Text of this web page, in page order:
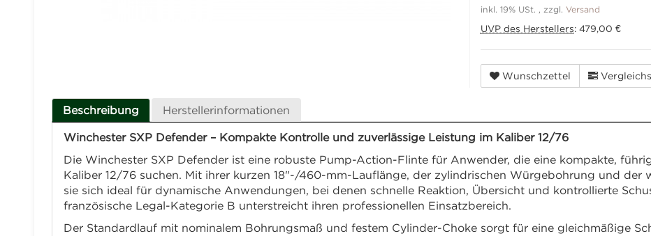
inkl. 19% USt. , zzgl. Versand
UVP des Herstellers: 479,00 €
Wunschzettel
Beschreibung Herstellerinformationen
Winchester SXP Defender – Kompakte Kontrolle und zuverlässige Leistung im Kaliber 12/76
Die Winchester SXP Defender ist eine robuste Pump-Action-Flinte für Anwender, die eine kompakte,
Kaliber 12/76 suchen. Mit ihrer kurzen 18"-/460-mm-Lauflänge, der zylindrischen Würgebohrung und der
sie sich ideal für dynamische Anwendungen, bei denen schnelle Reaktion, Übersicht und kontrollierte
französische Legal-Kategorie B unterstreicht ihren professionellen Einsatzbereich.
Der Standardlauf mit nominalem Bohrungsmaß und festem Cylinder-Choke sorgt für eine gleichmäßige